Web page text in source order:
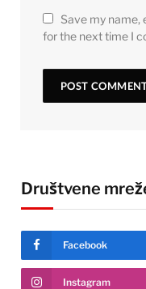
Save my name,
for the next time I
Društvene
Facebook
Instagram